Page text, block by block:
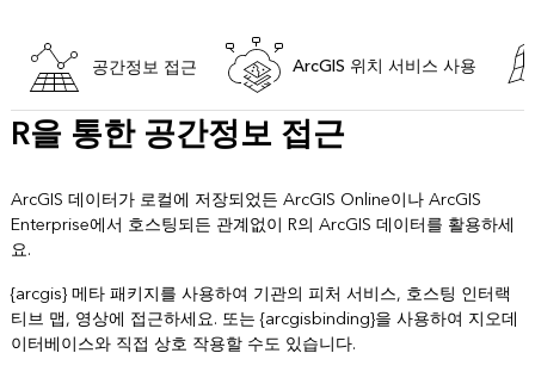
공간정보 접근 ArcGIS 위치 서비스 사용
R을 통한 공간정보 접근
ArcGIS 데이터가 로컬에 저장되었든 ArcGIS Online이나 ArcGIS
Enterprise에서 호스팅되든 관계없이 R의 ArcGIS 데이터를 활용하세
요.
{arcgis} 메타 패키지를 사용하여 기관의 피처 서비스, 호스팅 인터랙
티브 맵, 영상에 접근하세요. 또는 {arcgisbinding}을 사용하여 지오데
이터베이스와 직접 상호 작용할 수도 있습니다.